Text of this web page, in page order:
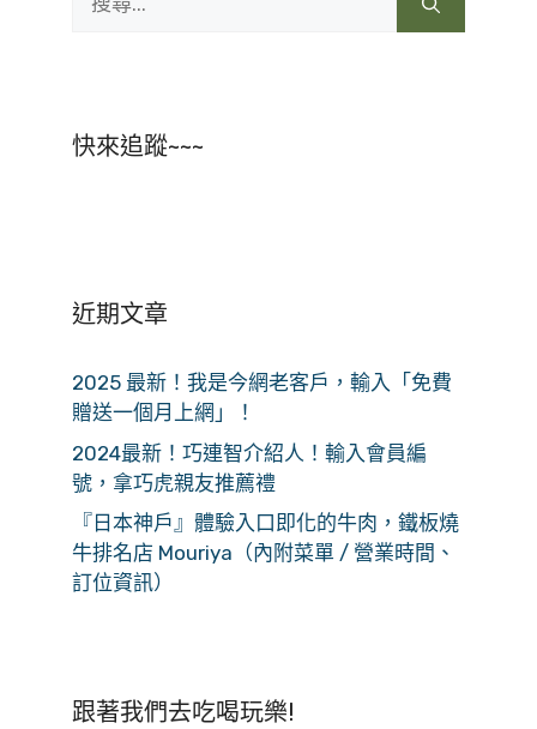
尋:
快來追蹤~~~
近期文章
2025 最新！我是今網老客戶，輸入「免費
贈送一個月上網」！
2024最新！巧連智介紹人！輸入會員編
號，拿巧虎親友推薦禮
『日本神戶』體驗入口即化的牛肉，鐵板燒
牛排名店 Mouriya（內附菜單 / 營業時間、
訂位資訊）
跟著我們去吃喝玩樂!